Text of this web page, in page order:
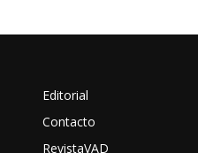
Editorial
Contacto
RevistaVAD